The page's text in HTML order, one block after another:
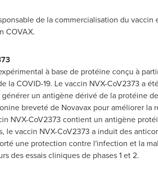
de la commercialisation du
COVAX.
à base de protéine conçu à
la COVID-19. Le vaccin NVX-CoV2373 a
un antigène dérivé de la protéine
breveté de Novavax pour améliorer
NVX-CoV2373 contient un antigène
le vaccin NVX-CoV2373 a induit des
une protection contre l'infection et la
des essais cliniques de phases 1 et 2.